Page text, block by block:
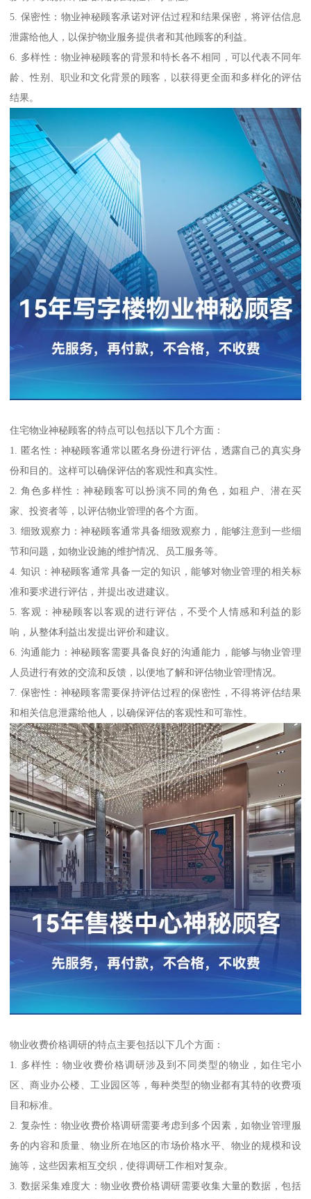
5. 保密性：物业神秘顾客承诺对评估过程和结果保密，将评估信息
泄露给他人，以保护物业服务提供者和其他顾客的利益。
6. 多样性：物业神秘顾客的背景和特长各不相同，可以代表不同年
龄、性别、职业和文化背景的顾客，以获得更全面和多样化的评估
结果。
住宅物业神秘顾客的特点可以包括以下几个方面：
1. 匿名性：神秘顾客通常以匿名身份进行评估，透露自己的真实身
份和目的。这样可以确保评估的客观性和真实性。
2. 角色多样性：神秘顾客可以扮演不同的角色，如租户、潜在买
家、投资者等，以评估物业管理的各个方面。
3. 细致观察力：神秘顾客通常具备细致观察力，能够注意到一些细
节和问题，如物业设施的维护情况、员工服务等。
4. 知识：神秘顾客通常具备一定的知识，能够对物业管理的相关标
准和要求进行评估，并提出改进建议。
5. 客观：神秘顾客以客观的进行评估，不受个人情感和利益的影
响，从整体利益出发提出评价和建议。
6. 沟通能力：神秘顾客需要具备良好的沟通能力，能够与物业管理
人员进行有效的交流和反馈，以便地了解和评估物业管理情况。
7. 保密性：神秘顾客需要保持评估过程的保密性，不得将评估结果
和相关信息泄露给他人，以确保评估的客观性和可靠性。
物业收费价格调研的特点主要包括以下几个方面：
1. 多样性：物业收费价格调研涉及到不同类型的物业，如住宅小
区、商业办公楼、工业园区等，每种类型的物业都有其特的收费项
目和标准。
2. 复杂性：物业收费价格调研需要考虑到多个因素，如物业管理服
务的内容和质量、物业所在地区的市场价格水平、物业的规模和设
施等，这些因素相互交织，使得调研工作相对复杂。
3. 数据采集难度大：物业收费价格调研需要收集大量的数据，包括